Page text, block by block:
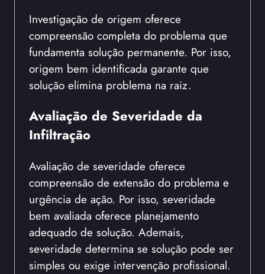
Investigação de origem oferece
compreensão completa do problema que
fundamenta solução permanente. Por isso,
origem bem identificada garante que
solução elimina problema na raiz.
Avaliação de Severidade da
Infiltração
Avaliação de severidade oferece
compreensão de extensão do problema e
urgência de ação. Por isso, severidade
bem avaliada oferece planejamento
adequado de solução. Ademais,
severidade determina se solução pode ser
simples ou exige intervenção profissional.